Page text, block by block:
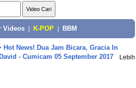
Videos K-POP BBM
Hot News! Dua Jam Bicara, Gracia In
- Cumicam 05 September 2017
Lebih